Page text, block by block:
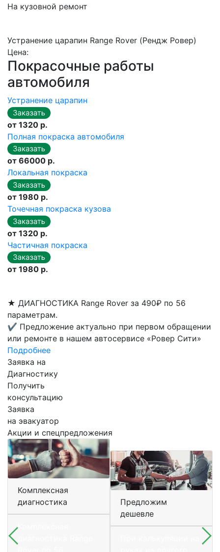
На кузовной ремонт
Устранение царапин Range Rover (Рендж Ровер)
Цена:
Покрасочные работы
автомобиля
Устранение царапин
от 1320 р.
Полная покраска автомобиля
от 66000 р.
Локальная покраска
от 1980 р.
Точечная покраска кузова
от 1320 р.
Частичная покраска
от 1980 р.
★ ДИАГНОСТИКА Range Rover за 490₽ по 56
параметрам.
✔ Предложение актуально при первом обращении
или ремонте в нашем автосервисе «Ровер Сити»
Подробнее
Заявка на
Диагностику
Получить
консультацию
Заявка
на эвакуатор
Акции и спецпредложения
Комплексная
диагностика
Комплексная
Предложим
дешевле